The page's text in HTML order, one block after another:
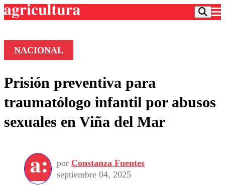
Frecuencias
Agricultura TV
Deportes
Colo Colo
Seleccion Chilena
Torneo Internacional
Entretención
Economía
Internacional
Publicaciones en medios
Opinión
NACIONAL
Prisión preventiva para
traumatólogo infantil por abusos
sexuales en Viña del Mar
por Constanza Fuentes
septiembre 04, 2025